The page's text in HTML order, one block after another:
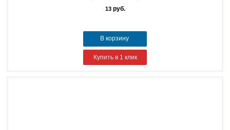
13руб.
В корзину
Купить в 1 клик